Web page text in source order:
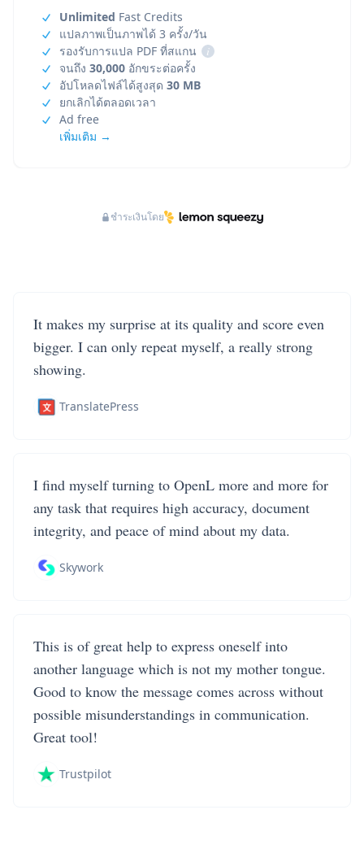
Unlimited Fast Credits
แปลภาพเป็นภาพได้ 3 ครั้ง/วัน
รองรับการแปล PDF ที่สแกน
i
จนถึง 30,000 อักขระต่อครั้ง
อัปโหลดไฟล์ได้สูงสุด 30 MB
ยกเลิกได้ตลอดเวลา
Ad free
เพิ่มเติม →
ชำระเงินโดย
It makes my surprise at its quality and score even
bigger. I can only repeat myself, a really strong
showing.
TranslatePress
I find myself turning to OpenL more and more for
any task that requires high accuracy, document
integrity, and peace of mind about my data.
Skywork
This is of great help to express oneself into
another language which is not my mother tongue.
Good to know the message comes across without
possible misunderstandings in communication.
Great tool!
Trustpilot